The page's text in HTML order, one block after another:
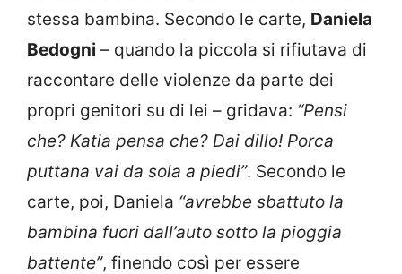
stessa bambina. Secondo le carte, Daniela
Bedogni – quando la piccola si rifiutava di
raccontare delle violenze da parte dei
propri genitori su di lei – gridava: “Pensi
che? Katia pensa che? Dai dillo! Porca
puttana vai da sola a piedi”. Secondo le
carte, poi, Daniela “avrebbe sbattuto la
bambina fuori dall’auto sotto la pioggia
battente”, finendo così per essere